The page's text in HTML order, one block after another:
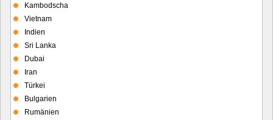
Kambodscha
Vietnam
Indien
Sri Lanka
Dubai
Iran
Türkei
Bulgarien
Rumänien